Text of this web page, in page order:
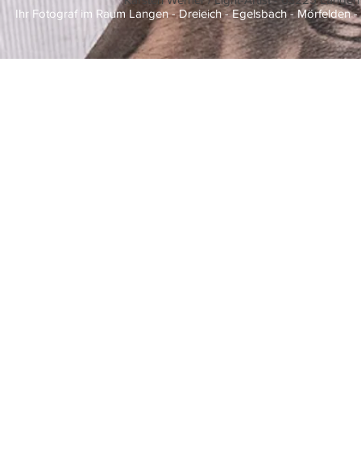
Ihr Fotograf im Raum Langen - Dreieich - Egelsbach - Mörfelden